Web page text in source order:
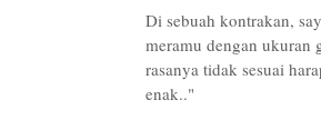
Di sebuah kontrakan,
meramu dengan ukuran
rasanya tidak sesuai
enak.."